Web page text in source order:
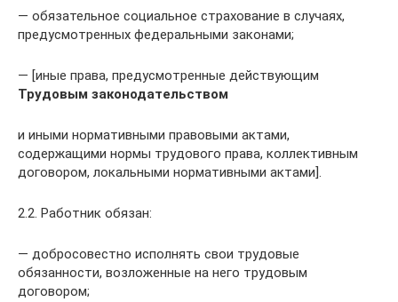
— обязательное социальное страхование в случаях,
предусмотренных федеральными законами;
— [иные права, предусмотренные действующим
Трудовым законодательством
и иными нормативными правовыми актами,
содержащими нормы трудового права, коллективным
договором, локальными нормативными актами].
2.2. Работник обязан:
— добросовестно исполнять свои трудовые
обязанности, возложенные на него трудовым
договором;